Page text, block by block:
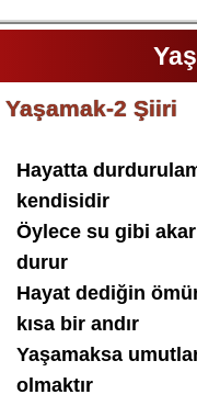
Yaşamak-2 Şiiri
Hayatta
kendisidir
Öylece su gibi
durur
Hayat dediğin
kısa bir andır
Yaşamaksa
olmaktır